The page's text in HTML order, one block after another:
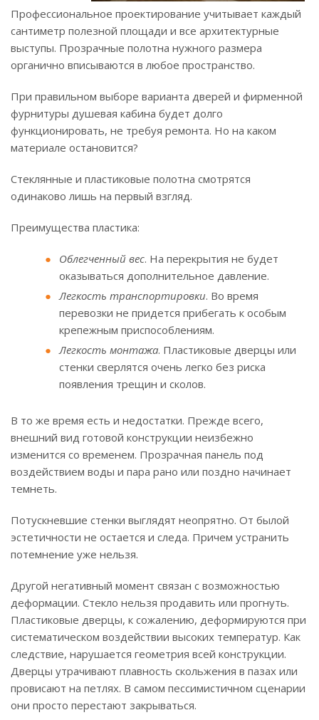
Профессиональное проектирование учитывает каждый
сантиметр полезной площади и все архитектурные
выступы. Прозрачные полотна нужного размера
органично вписываются в любое пространство.
При правильном выборе варианта дверей и фирменной
фурнитуры душевая кабина будет долго
функционировать, не требуя ремонта. Но на каком
материале остановится?
Стеклянные и пластиковые полотна смотрятся
одинаково лишь на первый взгляд.
Преимущества пластика:
Облегченный вес. На перекрытия не будет
оказываться дополнительное давление.
Легкость транспортировки. Во время
перевозки не придется прибегать к особым
крепежным приспособлениям.
Легкость монтажа. Пластиковые дверцы или
стенки сверлятся очень легко без риска
появления трещин и сколов.
В то же время есть и недостатки. Прежде всего,
внешний вид готовой конструкции неизбежно
изменится со временем. Прозрачная панель под
воздействием воды и пара рано или поздно начинает
темнеть.
Потускневшие стенки выглядят неопрятно. От былой
эстетичности не остается и следа. Причем устранить
потемнение уже нельзя.
Другой негативный момент связан с возможностью
деформации. Стекло нельзя продавить или прогнуть.
Пластиковые дверцы, к сожалению, деформируются при
систематическом воздействии высоких температур. Как
следствие, нарушается геометрия всей конструкции.
Дверцы утрачивают плавность скольжения в пазах или
провисают на петлях. В самом пессимистичном сценарии
они просто перестают закрываться.